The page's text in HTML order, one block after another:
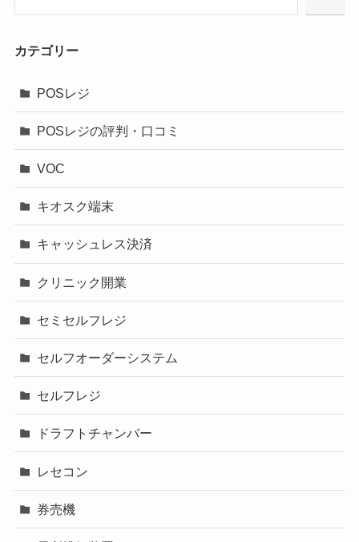
カテゴリー
POSレジ
POSレジの評判・口コミ
VOC
キオスク端末
キャッシュレス決済
クリニック開業
セミセルフレジ
セルフオーダーシステム
セルフレジ
ドラフトチャンバー
レセコン
券売機